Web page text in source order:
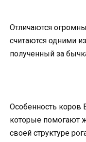
Отличаются
считаются одними
полученный за
Особенность коров
которые помогают
своей структуре